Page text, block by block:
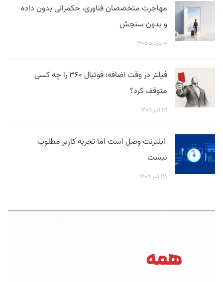
مهاجرت متخصصان فناوری، حکمرانی بدون داده
و بدون سنجش
۱۰ مرداد ۱۴۰۵
فیلتر در وقت اضافه؛ فوتبال ۳۶۰ را چه کسی
متوقف کرد؟
۳۱ تیر ۱۴۰۵
اینترنت وصل است اما تجربه کاربر مطلوب
نیست
۲۸ تیر ۱۴۰۵